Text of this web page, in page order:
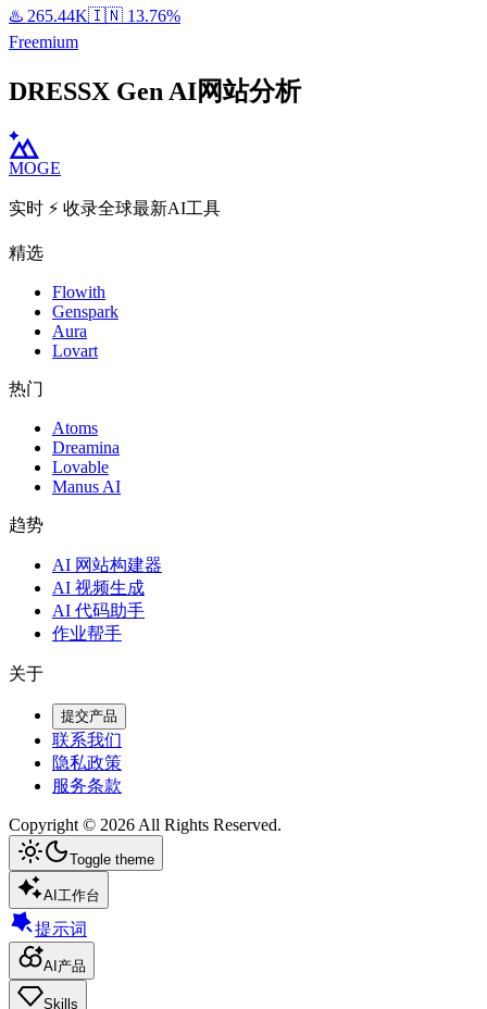
♨️ 265.44K🇮🇳 13.76%
Freemium
DRESSX Gen AI网站分析
MOGE
实时 ⚡️ 收录全球最新AI工具
精选
Flowith
Genspark
Aura
Lovart
热门
Atoms
Dreamina
Lovable
Manus AI
趋势
AI 网站构建器
AI 视频生成
AI 代码助手
作业帮手
关于
提交产品
联系我们
隐私政策
服务条款
Copyright © 2026All Rights Reserved.
Toggle theme
AI工作台
提示词
AI产品
Skills